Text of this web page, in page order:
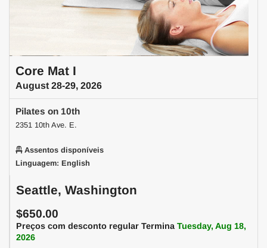
Core Mat I
August 28-29, 2026
Pilates on 10th
2351 10th Ave. E.
Assentos disponíveis
Linguagem: English
Seattle, Washington
$650.00
Preços com desconto regular Termina Tuesday, Aug 18,
2026